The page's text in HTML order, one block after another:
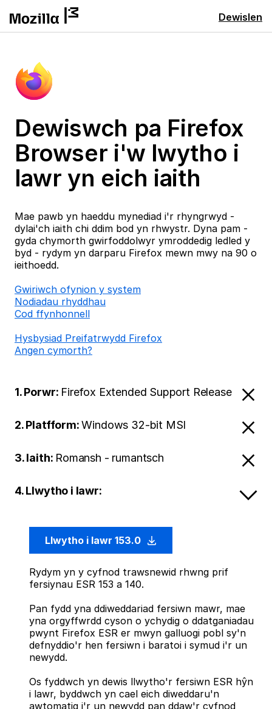
Dewislen
Dewiswch pa Firefox
Browser i'w lwytho i
lawr yn eich iaith
Mae pawb yn haeddu mynediad i'r rhyngrwyd -
dylai'ch iaith chi ddim bod yn rhwystr. Dyna pam -
gyda chymorth gwirfoddolwyr ymroddedig ledled y
byd - rydym yn darparu Firefox mewn mwy na 90 o
ieithoedd.
Gwiriwch ofynion y system
Nodiadau rhyddhau
Cod ffynhonnell
Hysbysiad Preifatrwydd Firefox
Angen cymorth?
1. Porwr: Firefox Extended Support Release
2. Platfform:Windows 32-bit MSI
3. Iaith: Romansh - rumantsch
4. Llwytho i lawr:
Llwytho i lawr 153.0
Rydym yn y cyfnod trawsnewid rhwng prif
fersiynau ESR 153 a 140.
Pan fydd yna ddiweddariad fersiwn mawr, mae
yna orgyffwrdd cyson o ychydig o ddatganiadau
pwynt Firefox ESR er mwyn galluogi pobl sy'n
defnyddio'r hen fersiwn i baratoi i symud i'r un
newydd.
Os fyddwch yn dewis llwytho'r fersiwn ESR hŷn
i lawr, byddwch yn cael eich diweddaru'n
awtomatig i'r un newydd pan ddaw'r cyfnod